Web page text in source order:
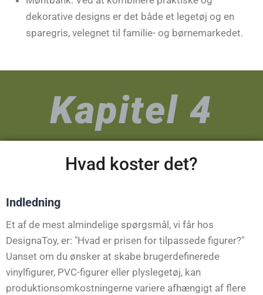
dekorative designs er det både et legetøj og en
sparegris, velegnet til familie- og børnemarkedet.
Kapitel 4
Hvad koster det?
Indledning
Et af de mest almindelige spørgsmål, vi får hos
DesignaToy, er: "Hvad er prisen for tilpassede figurer?"
Uanset om du ønsker at skabe brugerdefinerede
vinylfigurer, PVC-figurer eller plyslegetøj, kan
produktionsomkostningerne variere afhængigt af flere